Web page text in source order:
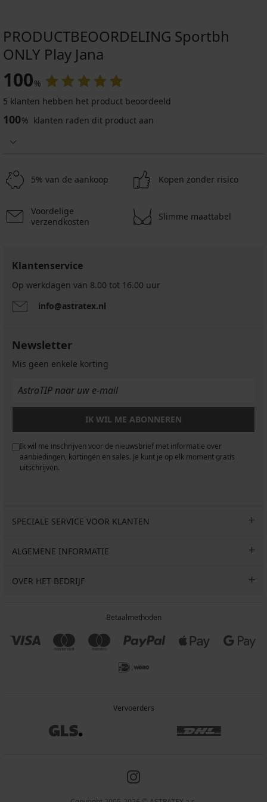
PRODUCTBEOORDELING Sportbh
ONLY Play Jana
100%
5 klanten hebben het product beoordeeld
100% klanten raden dit product aan
5% van de aankoop Kopen zonder risico
Voordelige
verzendkosten
Slimme maattabel
Klantenservice
Op werkdagen van 8.00 tot 16.00 uur
info@astratex.nl
Newsletter
Mis geen enkele korting
IK WIL ME ABONNEREN
Ik wil me inschrijven voor de nieuwsbrief met informatie over
aanbiedingen, kortingen en sales. Je kunt je op elk moment gratis
uitschrijven.
SPECIALE SERVICE VOOR KLANTEN
ALGEMENE INFORMATIE
OVER HET BEDRIJF
Betaalmethoden
Vervoerders